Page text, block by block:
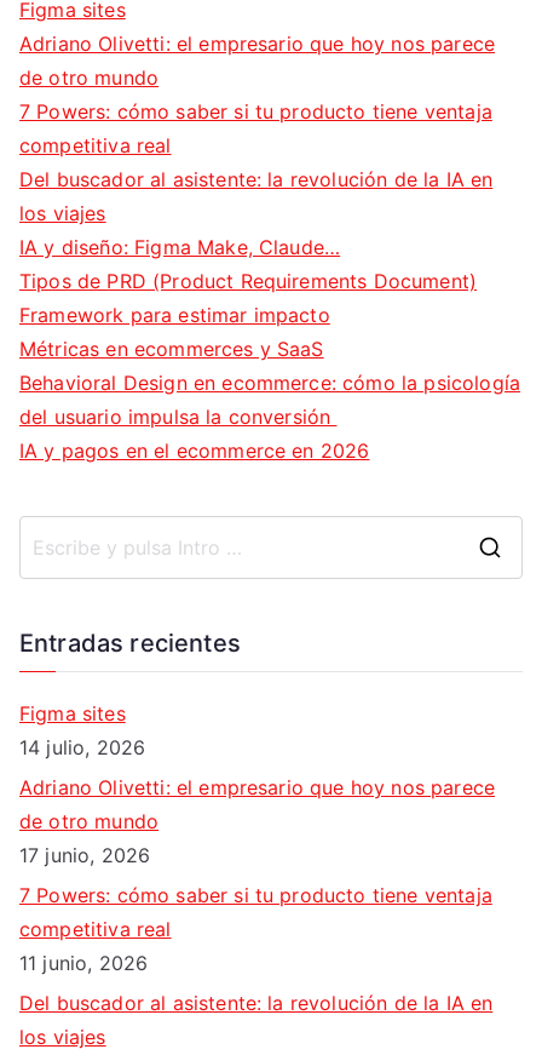
Figma sites
Adriano Olivetti: el empresario que hoy nos parece
de otro mundo
7 Powers: cómo saber si tu producto tiene ventaja
competitiva real
Del buscador al asistente: la revolución de la IA en
los viajes
IA y diseño: Figma Make, Claude…
Tipos de PRD (Product Requirements Document)
Framework para estimar impacto
Métricas en ecommerces y SaaS
Behavioral Design en ecommerce: cómo la psicología
del usuario impulsa la conversión
IA y pagos en el ecommerce en 2026
Entradas recientes
Figma sites
14 julio, 2026
Adriano Olivetti: el empresario que hoy nos parece
de otro mundo
17 junio, 2026
7 Powers: cómo saber si tu producto tiene ventaja
competitiva real
11 junio, 2026
Del buscador al asistente: la revolución de la IA en
los viajes